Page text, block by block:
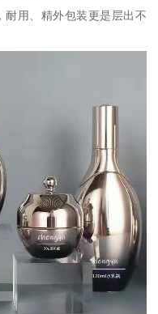
耐用、精外包装更是层出不